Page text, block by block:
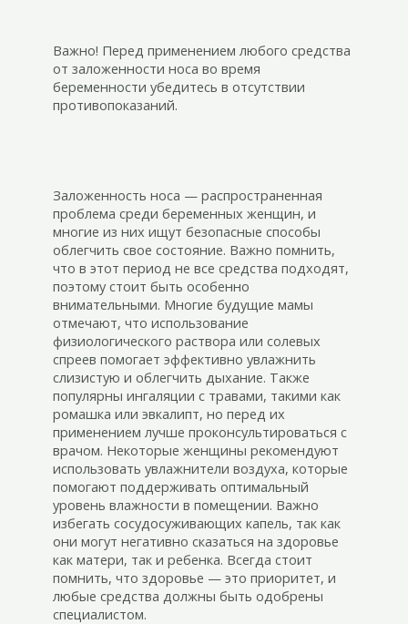
Важно! Перед применением любого средства
от заложенности носа во время
беременности убедитесь в отсутствии
противопоказаний.
Заложенность носа — распространенная
проблема среди беременных женщин, и
многие из них ищут безопасные способы
облегчить свое состояние. Важно помнить,
что в этот период не все средства подходят,
поэтому стоит быть особенно
внимательными. Многие будущие мамы
отмечают, что использование
физиологического раствора или солевых
спреев помогает эффективно увлажнить
слизистую и облегчить дыхание. Также
популярны ингаляции с травами, такими как
ромашка или эвкалипт, но перед их
применением лучше проконсультироваться с
врачом. Некоторые женщины рекомендуют
использовать увлажнители воздуха, которые
помогают поддерживать оптимальный
уровень влажности в помещении. Важно
избегать сосудосуживающих капель, так как
они могут негативно сказаться на здоровье
как матери, так и ребенка. Всегда стоит
помнить, что здоровье — это приоритет, и
любые средства должны быть одобрены
специалистом.